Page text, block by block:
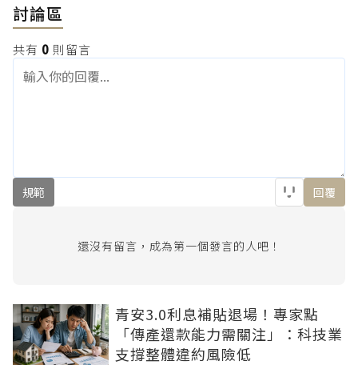
討論區
共有 0 則留言
規範 回覆
還沒有留言，成為第一個發言的人吧！
青安3.0利息補貼退場！專家點
「傳產還款能力需關注」：科技業
支撐整體違約風險低